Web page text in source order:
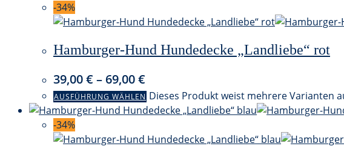
-34%
Hamburger-Hund Hundedecke „Landliebe“ rot
39,00€ – 69,00€
AUSFÜHRUNG WÄHLEN Dieses Produkt weist mehrere Varianten
-34%